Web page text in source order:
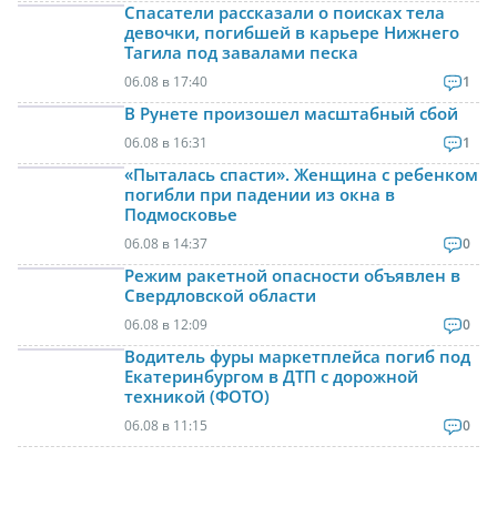
Спасатели рассказали о поисках тела
девочки, погибшей в карьере Нижнего
Тагила под завалами песка
06.08 в 17:40 1
В Рунете произошел масштабный сбой
06.08 в 16:31 1
«Пыталась спасти». Женщина с ребенком
погибли при падении из окна в
Подмосковье
06.08 в 14:37 0
Режим ракетной опасности объявлен в
Свердловской области
06.08 в 12:09 0
Водитель фуры маркетплейса погиб под
Екатеринбургом в ДТП с дорожной
техникой (ФОТО)
06.08 в 11:15 0